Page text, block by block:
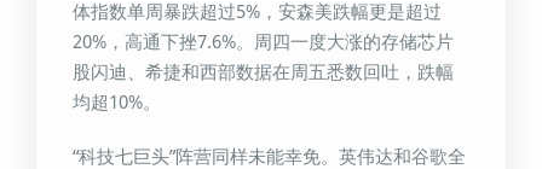
体指数单周暴跌超过5%，安森美跌幅更是超过
20%，高通下挫7.6%。周四一度大涨的存储芯片
股闪迪、希捷和西部数据在周五悉数回吐，跌幅
均超10%。
“科技七巨头”阵营同样未能幸免。英伟达和谷歌全